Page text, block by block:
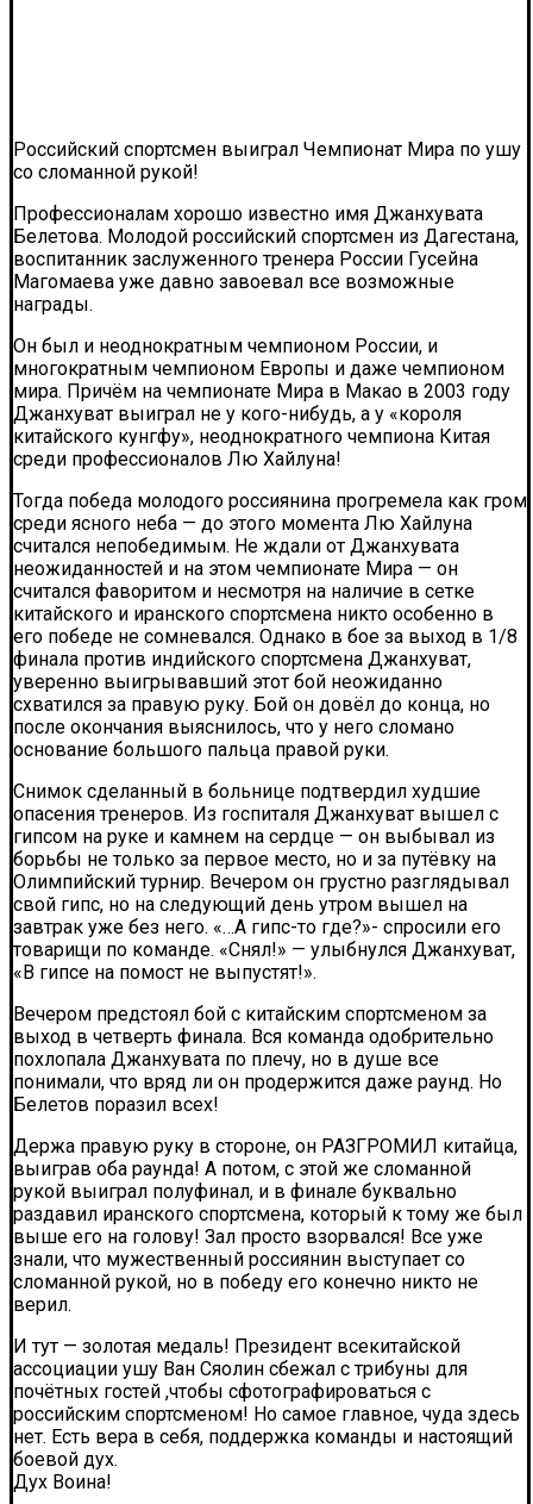
Российский спортсмен выиграл Чемпионат Мира по ушу
со сломанной рукой!
Профессионалам хорошо известно имя Джанхувата
Белетова. Молодой российский спортсмен из Дагестана,
воспитанник заслуженного тренера России Гусейна
Магомаева уже давно завоевал все возможные
награды.
Он был и неоднократным чемпионом России, и
многократным чемпионом Европы и даже чемпионом
мира. Причём на чемпионате Мира в Макао в 2003 году
Джанхуват выиграл не у кого-нибудь, а у «короля
китайского кунгфу», неоднократного чемпиона Китая
среди профессионалов Лю Хайлуна!
Тогда победа молодого россиянина прогремела как гром
среди ясного неба — до этого момента Лю Хайлуна
считался непобедимым. Не ждали от Джанхувата
неожиданностей и на этом чемпионате Мира — он
считался фаворитом и несмотря на наличие в сетке
китайского и иранского спортсмена никто особенно в
его победе не сомневался. Однако в бое за выход в 1/8
финала против индийского спортсмена Джанхуват,
уверенно выигрывавший этот бой неожиданно
схватился за правую руку. Бой он довёл до конца, но
после окончания выяснилось, что у него сломано
основание большого пальца правой руки.
Снимок сделанный в больнице подтвердил худшие
опасения тренеров. Из госпиталя Джанхуват вышел с
гипсом на руке и камнем на сердце — он выбывал из
борьбы не только за первое место, но и за путёвку на
Олимпийский турнир. Вечером он грустно разглядывал
свой гипс, но на следующий день утром вышел на
завтрак уже без него. «…А гипс-то где?»- спросили его
товарищи по команде. «Снял!» — улыбнулся Джанхуват,
«В гипсе на помост не выпустят!».
Вечером предстоял бой с китайским спортсменом за
выход в четверть финала. Вся команда одобрительно
похлопала Джанхувата по плечу, но в душе все
понимали, что вряд ли он продержится даже раунд. Но
Белетов поразил всех!
Держа правую руку в стороне, он РАЗГРОМИЛ китайца,
выиграв оба раунда! А потом, с этой же сломанной
рукой выиграл полуфинал, и в финале буквально
раздавил иранского спортсмена, который к тому же был
выше его на голову! Зал просто взорвался! Все уже
знали, что мужественный россиянин выступает со
сломанной рукой, но в победу его конечно никто не
верил.
И тут — золотая медаль! Президент всекитайской
ассоциации ушу Ван Сяолин сбежал с трибуны для
почётных гостей ,чтобы сфотографироваться с
российским спортсменом! Но самое главное, чуда здесь
нет. Есть вера в себя, поддержка команды и настоящий
боевой дух.
Дух Воина!